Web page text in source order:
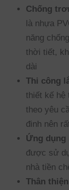
Chống
là nhựa
năng
thời tiết,
dài
Thi công
thiết kế hệ
theo yêu
đinh nên
Ứng dụng
được sử
nhà tiền
Thân